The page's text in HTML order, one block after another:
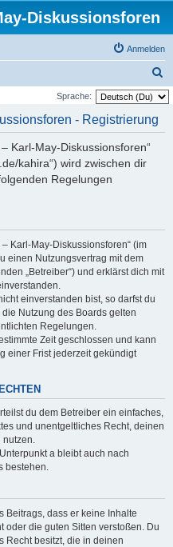
Diskussionsforen
Anmelden
u
Sprache:
- Registrierung
Karl-May-Diskussionsforen“
kahira“) wird zwischen dir
Regelungen
Karl-May-Diskussionsforen“ (im
einen Nutzungsvertrag mit dem
„Betreiber“) und erklärst dich mit
einverstanden bist, so darfst du
Nutzung des Boards gelten
Regelungen.
Zeit geschlossen und kann
einer Frist jederzeit gekündigt
du dem Betreiber ein einfaches,
und unentgeltliches Recht, deinen
nutzen.
a bleibt auch nach
bestehen.
Beitrags, dass er keine Inhalte
oder die guten Sitten verstoßen. Du
Recht besitzt, die in deinen